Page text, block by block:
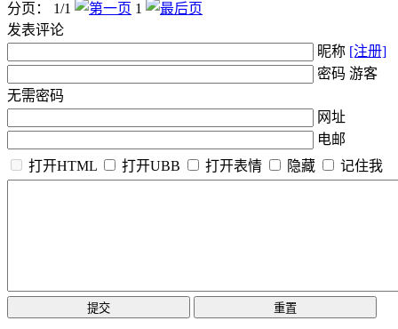
分页： 1/1
1
发表评论
昵称 [注册]
密码 游客
无需密码
网址
电邮
打开HTML
打开UBB 打开表情 隐藏 记住我